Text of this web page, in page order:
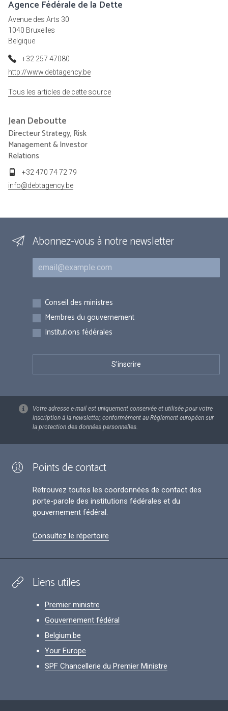
Agence Fédérale de la Dette
Avenue des Arts 30
1040 Bruxelles
Belgique
+32 257 47080
http://www.debtagency.be
Tous les articles de cette source
Jean Deboutte
Directeur Strategy, Risk
Management & Investor
Relations
+32 470 74 72 79
info@debtagency.be
Abonnez-vous à notre newsletter
Courriel
Inscriptions
Conseil des ministres
Membres du gouvernement
Institutions fédérales
Votre adresse e-mail est uniquement conservée et utilisée pour votre
inscription à la newsletter, conformément au Règlement européen sur
la protection des données personnelles.
Points de contact
Retrouvez toutes les coordonnées de contact des
porte-parole des institutions fédérales et du
gouvernement fédéral.
Consultez le répertoire
Liens utiles
Premier ministre
Gouvernement fédéral
Belgium.be
Your Europe
SPF Chancellerie du Premier Ministre